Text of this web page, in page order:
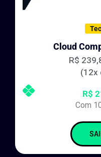
Cloud
R$
(12x
R$
Com